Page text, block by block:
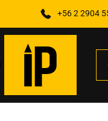
+56 2 2904